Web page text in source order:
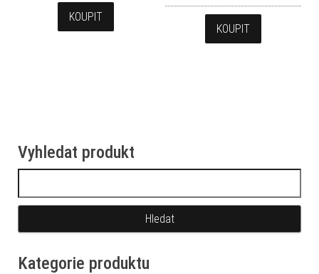
KOUPIT
KOUPIT
Vyhledat produkt
Kategorie produktu